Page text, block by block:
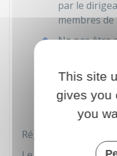
par le
membres
Ne pas être
Employer
un chiffre
bilan
Régime social du
This site
gives you
you